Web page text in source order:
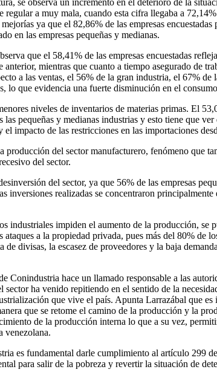
regular a muy mala, cuando esta cifra llegaba a
ya que el 82,86% de las empresas
en las empresas pequeñas y medianas.
que el 58,41% de las empresas encuestadas
mientras que cuanto a tiempo asegurado de
a las ventas, el 56% de la gran industria, el 67%
lo que evidencia una fuerte disminución en el
niveles de inventarios de materias primas. El
las pequeñas y medianas industrias y esto tiene que
el impacto de las restricciones en las importaciones
producción del sector manufacturero, fenómeno que
del sector.
del sector, ya que 56% de las empresas
inversiones realizadas se concentraron
industriales impiden el aumento de la producción, se
a la propiedad privada, pues más del 80% de
de divisas, la escasez de proveedores y la baja
Conindustria hace un llamado responsable a las
ha venido repitiendo en el sentido de la
que vive el país. Apunta Larrazábal que es
que se retome el camino de la producción y la
de la producción interna lo que a su vez,
venezolana.
es fundamental darle cumplimiento al artículo 299
para salir de la pobreza y revertir la situación de